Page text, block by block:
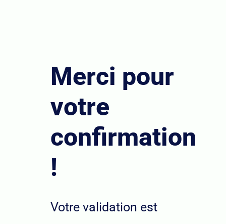
Merci pour
votre
confirmation
!​
Votre validation est